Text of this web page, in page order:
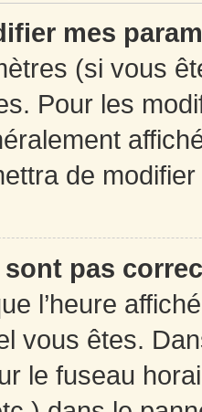
mes
(si vous
Pour les
de
sont pas
l’heure
vous êtes.
le fuseau